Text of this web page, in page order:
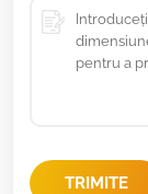
TRIMITE